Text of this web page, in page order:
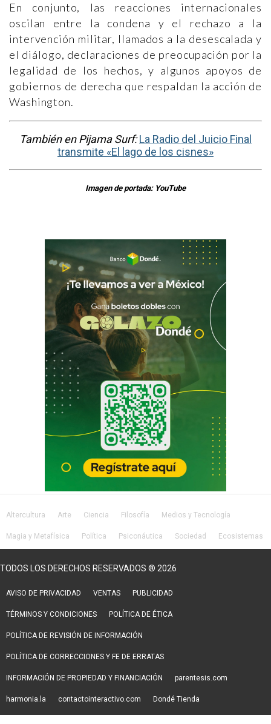
En conjunto, las reacciones internacionales
oscilan entre la condena y el rechazo a la
intervención militar, llamados a la desescalada y
el diálogo, declaraciones de preocupación por la
legalidad de los hechos, y algunos apoyos de
gobiernos de derecha que respaldan la acción de
Washington.
También en Pijama Surf:La Radio del Juicio Final
transmite «El lago de los cisnes»
Imagen de portada: YouTube
Altercultura Arte Ciencia Filosofía Medios y Tecnología
Magia y Metafísica Política Psiconáutica Sociedad Ecosistemas
TODOS LOS DERECHOS RESERVADOS ® 2026
AVISO DE PRIVACIDAD VENTAS PUBLICIDAD
TÉRMINOS Y CONDICIONES POLÍTICA DE ÉTICA
POLÍTICA DE REVISIÓN DE INFORMACIÓN
POLÍTICA DE CORRECCIONES Y FE DE ERRATAS
INFORMACIÓN DE PROPIEDAD Y FINANCIACIÓN parentesis.com
harmonia.la contactointeractivo.com Dondé Tienda